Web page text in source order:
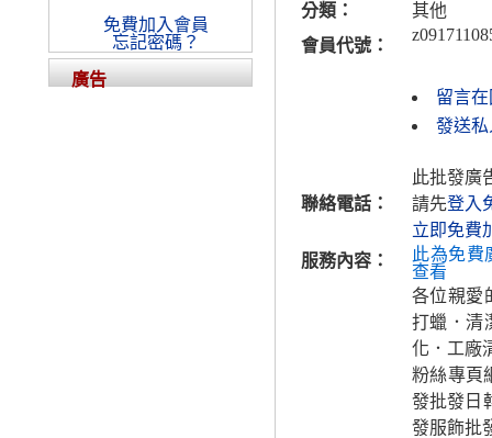
分類：
其他
會員代號：
留言
發送私
聯絡電話：
此批發廣
請先登入
立即免費
服務內容：
此為免費
查看
各位親愛
打蠟．清
化．工廠
粉絲專頁
發批發日
發服飾批
免費加入會員
忘記密碼？
廣告